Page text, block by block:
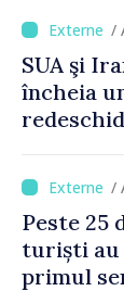
milioane
/
SUA şi
încheia
anunţă
al
/
Peste 25
turiști au
primul